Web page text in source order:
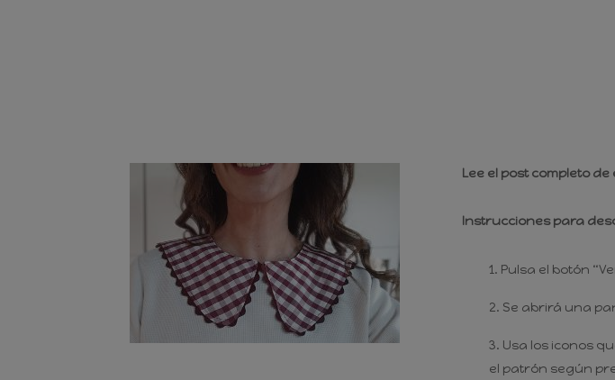
Lee el post completo
Instrucciones para
Pulsa el botón
Se abrirá una
Usa los iconos
el patrón según